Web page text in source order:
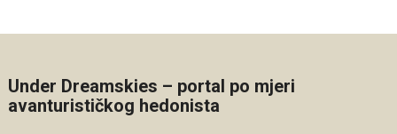
Under Dreamskies – portal po mjeri
avanturističkog hedonista